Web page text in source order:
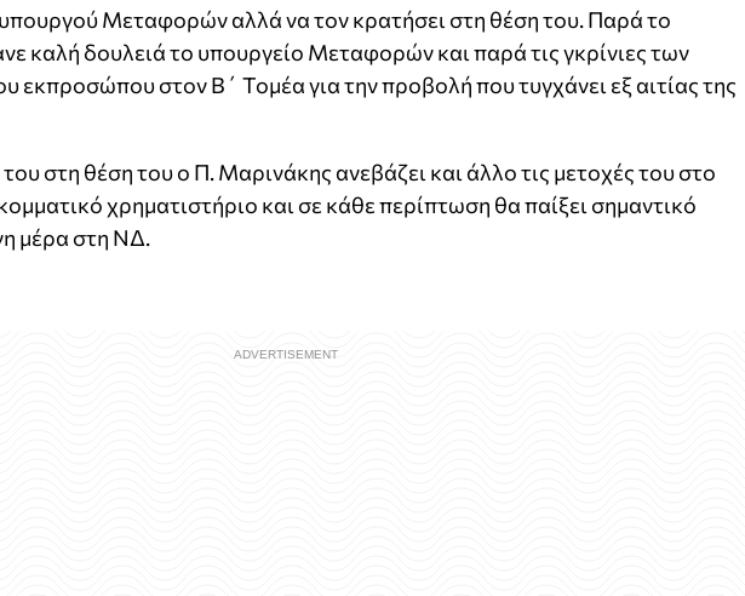
Μεταφορών αλλά να τον κρατήσει στη θέση του. Παρά το
καλή δουλειά το υπουργείο Μεταφορών και παρά τις γκρίνιες των
εκπροσώπου στον Β΄ Τομέα για την προβολή που τυγχάνει εξ αιτίας της
στη θέση του ο Π. Μαρινάκης ανεβάζει και άλλο τις μετοχές του στο
χρηματιστήριο και σε κάθε περίπτωση θα παίξει σημαντικό
μέρα στη ΝΔ.